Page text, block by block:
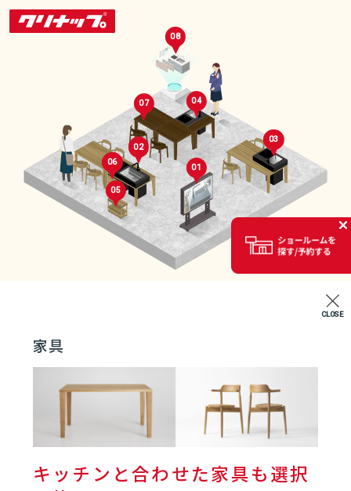
エントランス
キッチン | HIROMA
01 HIROMAとは
家具
キッチンと合わせた家具も選択
CLOSE
06
07
セレクトルーム
01
02
03
04
05
06
07
08